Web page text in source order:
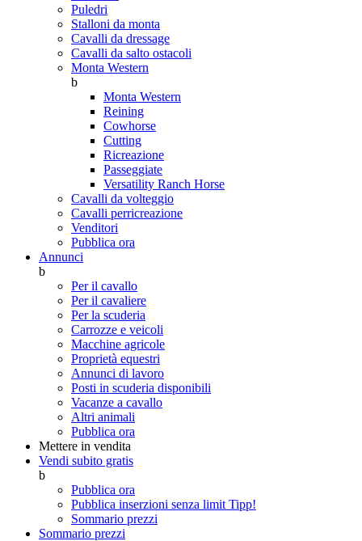
Puledri
Stalloni da monta
Cavalli da dressage
Cavalli da salto ostacoli
Monta Western
b
Monta Western
Reining
Cowhorse
Cutting
Ricreazione
Passeggiate
Versatility Ranch Horse
Cavalli da volteggio
Cavalli perricreazione
Venditori
Pubblica ora
Annunci
b
Per il cavallo
Per il cavaliere
Per la scuderia
Carrozze e veicoli
Macchine agricole
Proprietà equestri
Annunci di lavoro
Posti in scuderia disponibili
Vacanze a cavallo
Altri animali
Pubblica ora
Mettere in vendita
Vendi subito gratis
b
Pubblica ora
Pubblica inserzioni senza limit Tipp!
Sommario prezzi
Sommario prezzi